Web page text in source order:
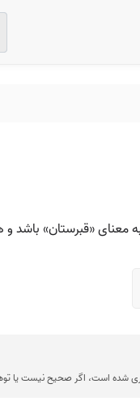
معنای «قبرستان» باشد
شده است، اگر صحیح نیست یا